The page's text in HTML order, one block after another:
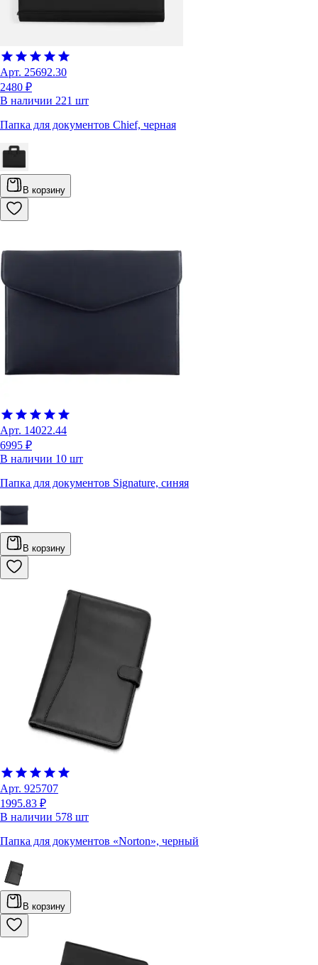
Арт. 25692.30
2480 ₽
В наличии 221 шт
Папка для документов Chief, черная
В корзину
Арт. 14022.44
6995 ₽
В наличии 10 шт
Папка для документов Signature, синяя
В корзину
Арт. 925707
1995.83 ₽
В наличии 578 шт
Папка для документов «Norton», черный
В корзину